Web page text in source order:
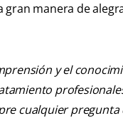
manera de
y el
cualquier